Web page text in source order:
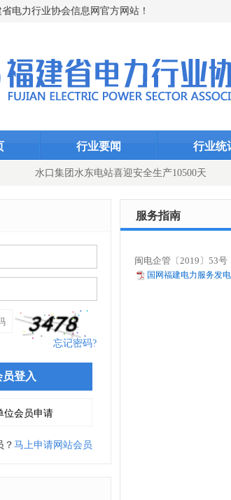
电力行业协会信息网官方网站！
行业要闻 行业统
) 水口集团水东电站喜迎安全生产10500天
供电公司：主变换“心”提质效 乡镇电网添动能（图
忘记密码?
？ 马上申请网站会员
服务指南
闽电企管〔2019〕53
国网福建电力服务发